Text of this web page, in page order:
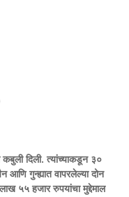
कबुली दिली. त्यांच्याकडून ३०
आणि गुन्ह्यात वापरलेल्या दोन
५५ हजार रुपयांचा मुद्देमाल